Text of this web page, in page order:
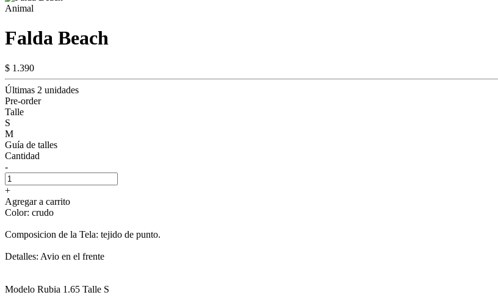
Animal
Falda Beach
$ 1.390
Últimas 2 unidades
Pre-order
Talle
S
M
Guía de talles
Cantidad
-
+
Agregar a carrito
Color: crudo
Composicion de la Tela: tejido de punto.
Detalles: Avio en el frente
Modelo Rubia 1.65 Talle S